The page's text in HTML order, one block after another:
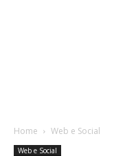
Home Web e Social
Web e Social